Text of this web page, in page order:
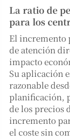
La ratio de
para los
El incremento
de atención
impacto
Su aplicación
razonable
planificación,
de los precios
incremento
el coste sin